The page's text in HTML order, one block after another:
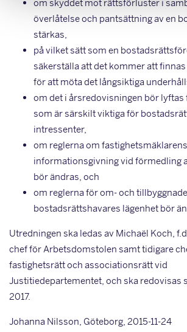
om skyddet mot rättsförluster i
överlåtelse och pantsättning av en
stärkas,
på vilket sätt som en
säkerställa att det kommer att
för att möta det långsiktiga
om det i årsredovisningen bör
som är särskilt viktiga för
intressenter,
om reglerna om fastighetsmäklarens
informationsgivning vid förmedling
bör ändras, och
om reglerna för om- och
bostadsrättshavares lägenhet bör
Utredningen ska ledas av Michaël Koch,
chef för Arbetsdomstolen samt tidigare
fastighetsrätt och associationsrätt vid
Justitiedepartementet, och ska redovisas
2017.
Johanna Nilsson, Göteborg, 2015-11-24